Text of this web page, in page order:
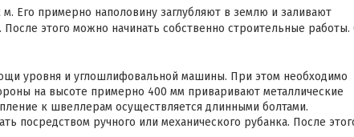
Его примерно наполовину заглубляют в землю и заливают
этого можно начинать собственно строительные работы.
уровня и углошлифовальной машины. При этом необходимо
на высоте примерно 400 мм приваривают металлические
к швеллерам осуществляется длинными болтами.
посредством ручного или механического рубанка. После